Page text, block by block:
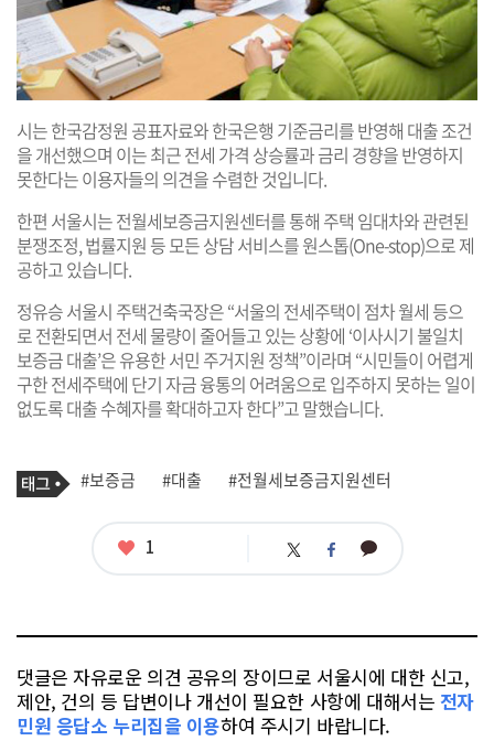
시는 한국감정원 공표자료와 한국은행 기준금리를 반영해 대출 조건
을 개선했으며 이는 최근 전세 가격 상승률과 금리 경향을 반영하지
못한다는 이용자들의 의견을 수렴한 것입니다.
한편 서울시는 전월세보증금지원센터를 통해 주택 임대차와 관련된
분쟁조정, 법률지원 등 모든 상담 서비스를 원스톱(One-stop)으로 제
공하고 있습니다.
정유승 서울시 주택건축국장은 “서울의 전세주택이 점차 월세 등으
로 전환되면서 전세 물량이 줄어들고 있는 상황에 ‘이사시기 불일치
보증금 대출’은 유용한 서민 주거지원 정책”이라며 “시민들이 어렵게
구한 전세주택에 단기 자금 융통의 어려움으로 입주하지 못하는 일이
없도록 대출 수혜자를 확대하고자 한다”고 말했습니다.
기
사
태
그
#보증금 #대출 #전월세보증금지원센터
좋1 트 페 카
댓글은 자유로운 의견 공유의 장이므로 서울시에 대한 신고,
제안, 건의 등 답변이나 개선이 필요한 사항에 대해서는 전자
민원 응답소 누리집을 이용하여 주시기 바랍니다.